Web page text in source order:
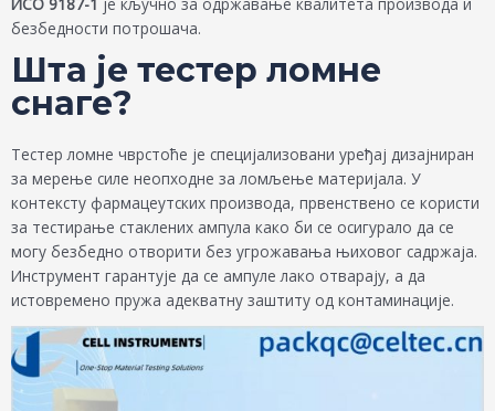
безбедности потрошача.
Шта је тестер ломне
снаге?
Тестер ломне чврстоће је специјализовани уређај дизајниран
за мерење силе неопходне за ломљење материјала. У
контексту фармацеутских производа, првенствено се користи
за тестирање стаклених ампула како би се осигурало да се
могу безбедно отворити без угрожавања њиховог садржаја.
Инструмент гарантује да се ампуле лако отварају, а да
истовремено пружа адекватну заштиту од контаминације.